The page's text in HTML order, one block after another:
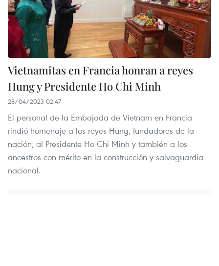
Vietnamitas en Francia honran a reyes
Hung y Presidente Ho Chi Minh
28/04/2023 02:47
El personal de la Embajada de Vietnam en Francia
rindió homenaje a los reyes Hung, fundadores de la
nación; al Presidente Ho Chi Minh y también a los
ancestros con mérito en la construcción y salvaguardia
nacional.